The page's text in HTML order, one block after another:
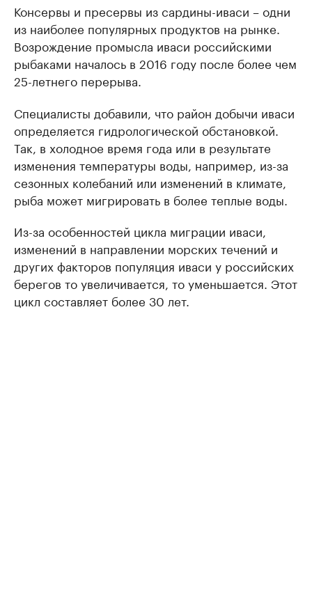
Консервы и пресервы из сардины-иваси – одни
из наиболее популярных продуктов на рынке.
Возрождение промысла иваси российскими
рыбаками началось в 2016 году после более чем
25-летнего перерыва.
Специалисты добавили, что район добычи иваси
определяется гидрологической обстановкой.
Так, в холодное время года или в результате
изменения температуры воды, например, из-за
сезонных колебаний или изменений в климате,
рыба может мигрировать в более теплые воды.
Из-за особенностей цикла миграции иваси,
изменений в направлении морских течений и
других факторов популяция иваси у российских
берегов то увеличивается, то уменьшается. Этот
цикл составляет более 30 лет.